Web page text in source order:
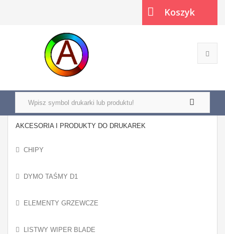
Koszyk
AKCESORIA I PRODUKTY DO DRUKAREK
CHIPY
DYMO TAŚMY D1
ELEMENTY GRZEWCZE
LISTWY WIPER BLADE